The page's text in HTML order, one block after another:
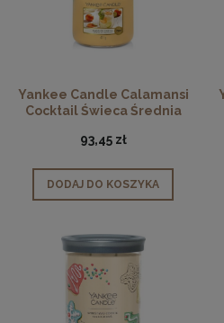
Yankee Candle Calamansi
Cocktail Świeca Średnia
93,45 zł
DODAJ DO KOSZYKA